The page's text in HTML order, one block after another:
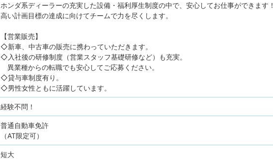
ホンダ系ディーラーの充実した設備・福利厚生制度の中で、安心してお仕事ができます
高い計画目標の達成に向けてチームで力を尽くします。
【営業販売】
◇新車、中古車の販売に携わっていただきます。
◇入社後の研修制度（営業スタッフ基礎研修など）も充実。
異業種からの転職でも安心してご応募ください。
◇貸与車制度有り。
◇男性女性ともに活躍しています。
経験不問！
普通自動車免許
（AT限定可）
短大